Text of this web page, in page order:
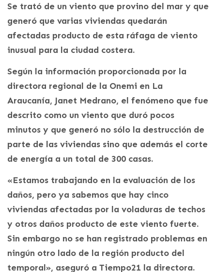
Se trató de un viento que provino del mar y que
generó que varias viviendas quedarán
afectadas producto de esta ráfaga de viento
inusual para la ciudad costera.
Según la información proporcionada por la
directora regional de la Onemi en La
Araucanía, Janet Medrano, el fenómeno que fue
descrito como un viento que duró pocos
minutos y que generó no sólo la destrucción de
parte de las viviendas sino que además el corte
de energía a un total de 300 casas.
«Estamos trabajando en la evaluación de los
daños, pero ya sabemos que hay cinco
viviendas afectadas por la voladuras de techos
y otros daños producto de este viento fuerte.
Sin embargo no se han registrado problemas en
ningún otro lado de la región producto del
temporal», aseguró a Tiempo21 la directora.